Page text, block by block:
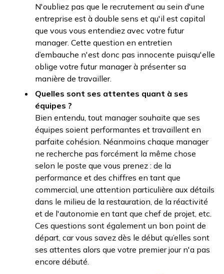
N'oubliez pas que le recrutement au sein d'une
entreprise est à double sens et qu'il est capital
que vous vous entendiez avec votre futur
manager. Cette question en entretien
d’embauche n'est donc pas innocente puisqu'elle
oblige votre futur manager à présenter sa
manière de travailler.
Quelles sont ses attentes quant à ses
équipes ?
Bien entendu, tout manager souhaite que ses
équipes soient performantes et travaillent en
parfaite cohésion. Néanmoins chaque manager
ne recherche pas forcément la même chose
selon le poste que vous prenez : de la
performance et des chiffres en tant que
commercial, une attention particulière aux détails
dans le milieu de la restauration, de la réactivité
et de l'autonomie en tant que chef de projet, etc.
Ces questions sont également un bon point de
départ, car vous savez dès le début qu’elles sont
ses attentes alors que votre premier jour n'a pas
encore débuté.